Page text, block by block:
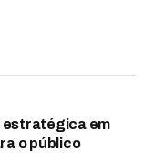
estratégica em
o público